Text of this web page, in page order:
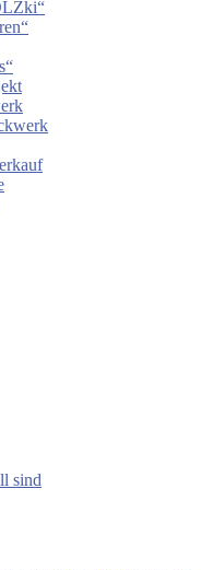
sind